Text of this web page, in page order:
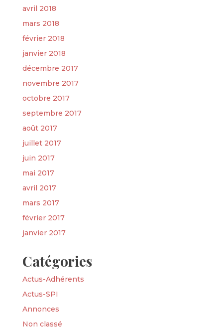
avril 2018
mars 2018
février 2018
janvier 2018
décembre 2017
novembre 2017
octobre 2017
septembre 2017
août 2017
juillet 2017
juin 2017
mai 2017
avril 2017
mars 2017
février 2017
janvier 2017
Catégories
Actus-Adhérents
Actus-SPI
Annonces
Non classé